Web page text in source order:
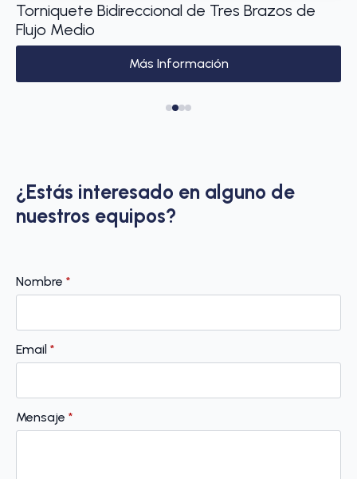
Torniquete Bidireccional de Tres Brazos de
Flujo Medio
Más Información
¿Estás interesado en alguno de
nuestros equipos?
Nombre *
Email *
Mensaje *